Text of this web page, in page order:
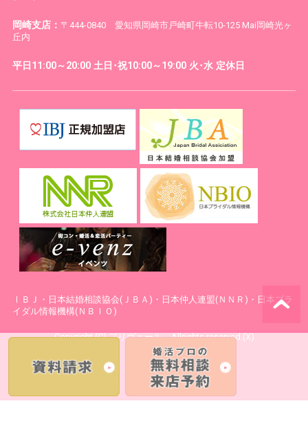
岡崎支店： 〒444-0840 愛知県岡崎市戸崎町牛転10-125 Mai岡崎光ヶ
丘内
平日11:00～20:00 土日･祝10:00～19:00 火･水 定休日
ⅠＢＪ・日本結婚相談協会(ＪＢＡ)・日本仲人連盟(ＮＮＲ)・日本ブラ
イダル情報機構(ＮＢＩＯ)
Copyright (C) プリヴェール Allrights reserved.(X)